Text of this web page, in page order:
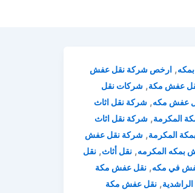
, ارخص شركة نقل عفش
عفش مكة, شركات نقل
عفش مكه, شركة نقل اثاث
المكرمة, شركة نقل اثاث
المكرمة, شركة نقل عفش
بمكه المكرمه, نقل أثاث, نقل
في مكه, نقل عفش مكة
, نقل عفش مكة